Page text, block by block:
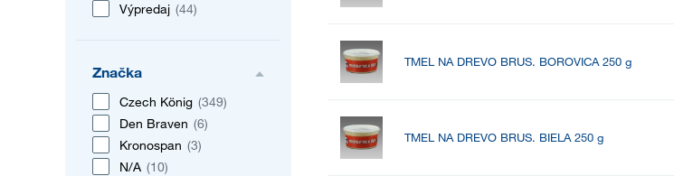
Výpredaj (44)
Značka
Czech König (349)
Den Braven (6)
Kronospan (3)
N/A (10)
TMEL NA DREVO BRUS. BOROVICA 250 g
TMEL NA DREVO BRUS. BIELA 250 g